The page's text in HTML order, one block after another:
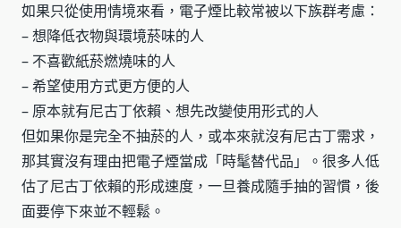
如果只從使用情境來看，電子煙比較常被以下族群考慮：
– 想降低衣物與環境菸味的人
– 不喜歡紙菸燃燒味的人
– 希望使用方式更方便的人
– 原本就有尼古丁依賴、想先改變使用形式的人
但如果你是完全不抽菸的人，或本來就沒有尼古丁需求，
那其實沒有理由把電子煙當成「時髦替代品」。很多人低
估了尼古丁依賴的形成速度，一旦養成隨手抽的習慣，後
面要停下來並不輕鬆。